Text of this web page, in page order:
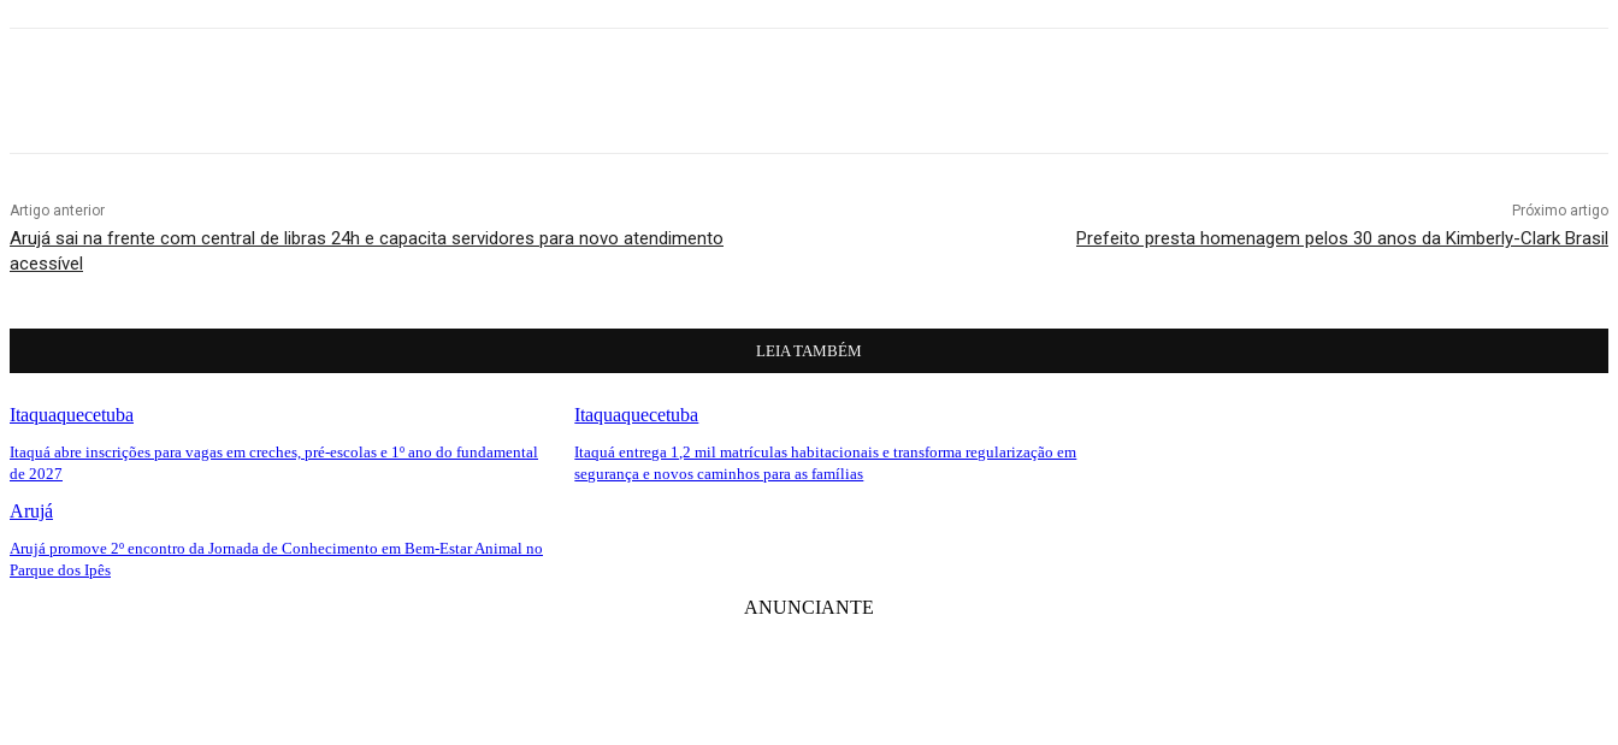
Artigo anterior
Arujá sai na frente com central de libras 24h e capacita servidores para novo atendimento
acessível
Próximo artigo
Prefeito presta homenagem pelos 30 anos da Kimberly-Clark Brasil
LEIA TAMBÉM
Itaquaquecetuba
Itaquá abre inscrições para vagas em creches, pré-escolas e 1º ano do fundamental
de 2027
Itaquaquecetuba
Itaquá entrega 1,2 mil matrículas habitacionais e transforma regularização em
segurança e novos caminhos para as famílias
Arujá
Arujá promove 2º encontro da Jornada de Conhecimento em Bem-Estar Animal no
Parque dos Ipês
ANUNCIANTE